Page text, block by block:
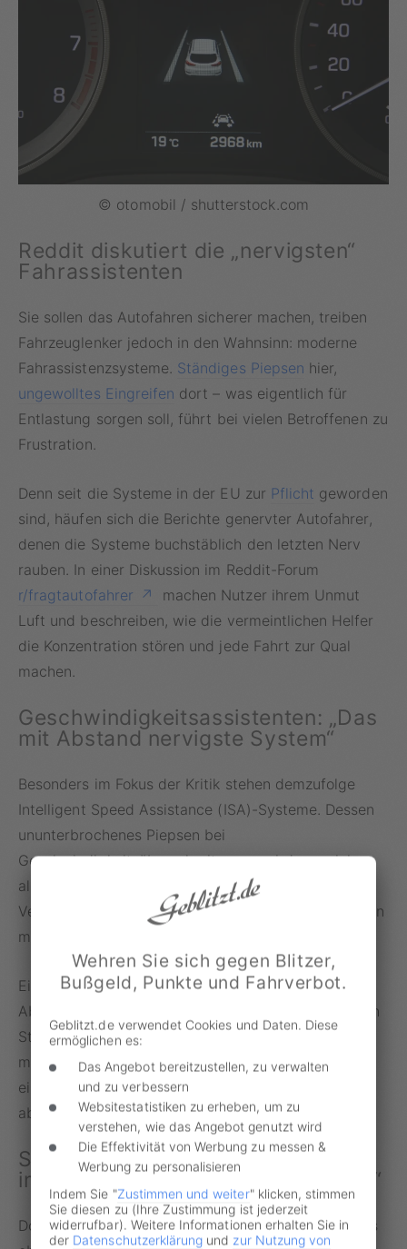
© otomobil / shutterstock.com
Reddit diskutiert die „nervigsten“
Fahrassistenten
Sie sollen das Autofahren sicherer machen, treiben
Fahrzeuglenker jedoch in den Wahnsinn: moderne
Fahrassistenzsysteme. Ständiges Piepsen hier,
ungewolltes Eingreifen dort – was eigentlich für
Entlastung sorgen soll, führt bei vielen Betroffenen zu
Frustration.
Denn seit die Systeme in der EU zur Pflicht geworden
sind, häufen sich die Berichte genervter Autofahrer,
denen die Systeme buchstäblich den letzten Nerv
rauben. In einer Diskussion im Reddit-Forum
r/fragtautofahrer
machen Nutzer ihrem Unmut
Luft und beschreiben, wie die vermeintlichen Helfer
die Konzentration stören und jede Fahrt zur Qual
machen.
Geschwindigkeitsassistenten: „Das
mit Abstand nervigste System“
Besonders im Fokus der Kritik stehen demzufolge
Intelligent Speed Assistance (ISA)-Systeme. Dessen
ununterbrochenes Piepsen bei
Geschwindigkeitsüberschreitungen wird von vielen
als extrem störend empfunden. Obwohl ISA die
Verkehrssicherheit erhöhen soll, berichten Nutzer von
mangelnder Zuverlässigkeit.
Ein Reddit-Kommentator bezeichnet es als „das mit
Abstand nervigste“ System, das „an unendlich vielen
Stellen“ versage. Ein anderer User stimmt zu und
meint: „Wenn es denn wenigstens zu 100 %
einwandfrei funktionieren würde, wäre es mir egal,
aber nicht so.“
Spurhalteassistenten: „Er will mich
immer in den Nebenverkehr lenken“
Doch nicht nur das Dauerpiepen irritiert. Mindestens
Wehren Sie sich gegen Blitzer,
Bußgeld, Punkte und Fahrverbot.
Geblitzt.de verwendet Cookies und Daten. Diese
ermöglichen es:
Das Angebot bereitzustellen, zu verwalten
und zu verbessern
Websitestatistiken zu erheben, um zu
verstehen, wie das Angebot genutzt wird
Die Effektivität von Werbung zu messen &
Werbung zu personalisieren
Indem Sie "Zustimmen und weiter" klicken, stimmen
Sie diesen zu (Ihre Zustimmung ist jederzeit
widerrufbar). Weitere Informationen erhalten Sie in
der Datenschutzerklärung und zur Nutzung von